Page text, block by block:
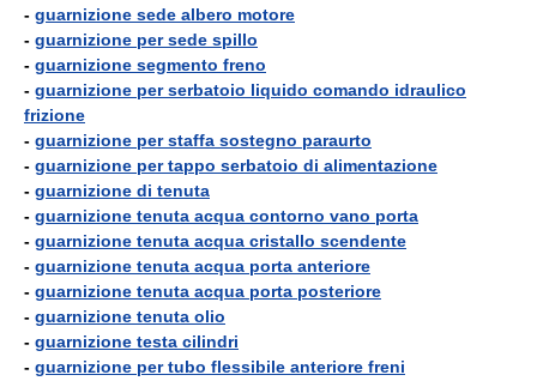
- guarnizione sede albero motore
- guarnizione per sede spillo
- guarnizione segmento freno
- guarnizione per serbatoio liquido comando idraulico
frizione
- guarnizione per staffa sostegno paraurto
- guarnizione per tappo serbatoio di alimentazione
- guarnizione di tenuta
- guarnizione tenuta acqua contorno vano porta
- guarnizione tenuta acqua cristallo scendente
- guarnizione tenuta acqua porta anteriore
- guarnizione tenuta acqua porta posteriore
- guarnizione tenuta olio
- guarnizione testa cilindri
- guarnizione per tubo flessibile anteriore freni